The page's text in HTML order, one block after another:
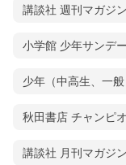
講談社 週刊マガジ
小学館 少年サンデ
少年（中高生、一
秋田書店 チャンピ
講談社 月刊マガジ